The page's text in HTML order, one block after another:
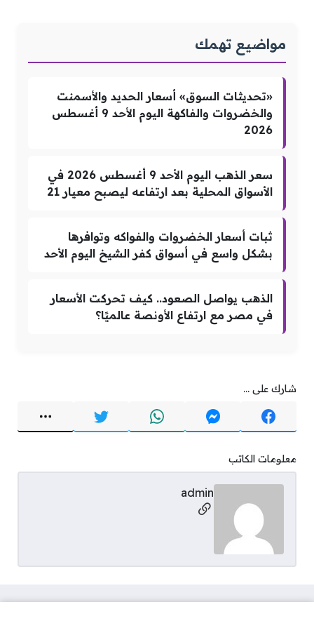
مواضيع تهمك
«تحديثات السوق» أسعار الحديد والأسمنت
والخضروات والفاكهة اليوم الأحد 9 أغسطس
2026
سعر الذهب اليوم الأحد 9 أغسطس 2026 في
الأسواق المحلية بعد ارتفاعه ليصبح معيار 21
ثبات أسعار الخضروات والفواكه وتوافرها
بشكل واسع في أسواق كفر الشيخ اليوم الأحد
الذهب يواصل الصعود.. كيف تحركت الأسعار
في مصر مع ارتفاع الأونصة عالميًا؟
شارك على ...
معلومات الكاتب
admin
مواقع التواصل